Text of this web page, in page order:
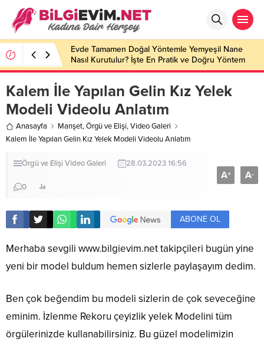
Evde Tamamen Doğal Yöntemle Yemyeşil Nane
Nasıl Kurutulur? İşte En Pratik ve Doğru Yöntem
Kalem İle Yapılan Gelin Kız Yelek
Modeli Videolu Anlatım
Anasayfa Manşet,Örgü ve Elişi,Video Galeri
Kalem İle Yapılan Gelin Kız Yelek Modeli Videolu Anlatım
Örgü ve Elişi Video Galeri 28.03.2023 16:56
0
A+ A-
ABONE OL
Merhaba sevgili www.bilgievim.nettakipçileri bugün yine
yeni bir model buldum hemen sizlerle paylaşayım dedim.
Ben çok beğendim bu modeli sizlerin de çok seveceğine
eminim. İzlenme Rekoru çeyizlik yelek Modelini tüm
örgülerinizde kullanabilirsiniz. Bu güzel modelimizin